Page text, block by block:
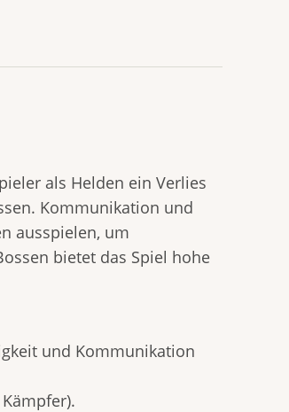
als Helden ein Verlies
Kommunikation und
ausspielen, um
bietet das Spiel hohe
und Kommunikation